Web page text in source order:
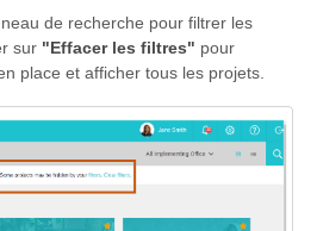
de recherche pour filtrer les
sur "Effacer les filtres" pour
place et afficher tous les projets.